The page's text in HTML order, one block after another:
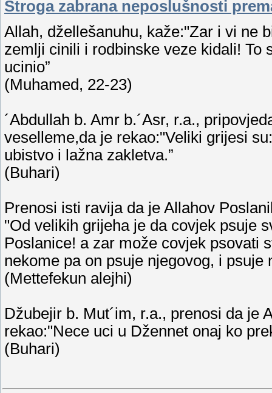
Stroga zabrana neposlušnosti
Allah, džellešanuhu, kaže:"Zar i vi ne
zemlji cinili i rodbinske veze kidali! To
ucinio”
(Muhamed, 22-23)
´Abdullah b. Amr b.´Asr, r.a.,
veselleme,da je rekao:"Veliki grijesi
ubistvo i lažna zakletva.”
(Buhari)
Prenosi isti ravija da je Allahov
"Od velikih grijeha je da covjek psuje
Poslanice! a zar može covjek psovati
nekome pa on psuje njegovog, i
(Mettefekun alejhi)
Džubejir b. Mut´im, r.a., prenosi da je
rekao:"Nece uci u Džennet onaj ko
(Buhari)